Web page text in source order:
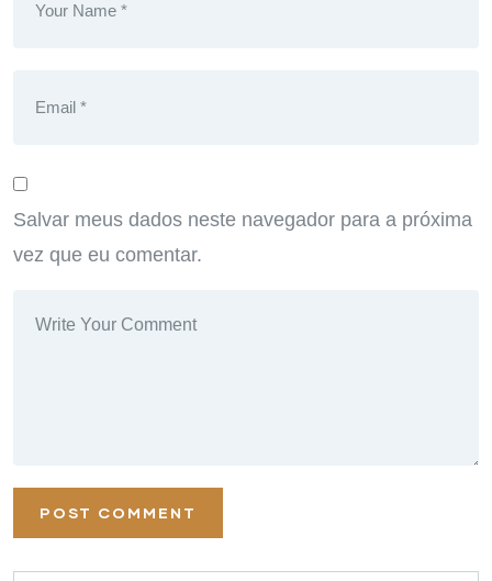
Salvar meus dados neste navegador para a próxima
vez que eu comentar.